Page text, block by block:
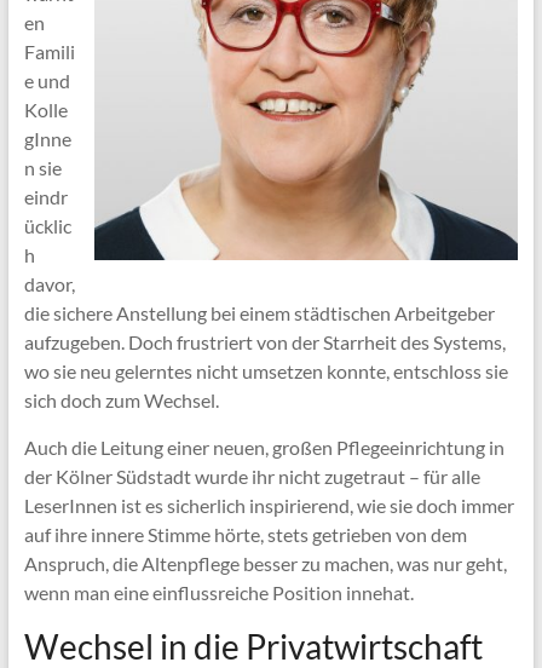
en
Famili
e und
Kolle
gInne
n sie
eindr
ücklic
h
davor,
die sichere Anstellung bei einem städtischen Arbeitgeber
aufzugeben. Doch frustriert von der Starrheit des Systems,
wo sie neu gelerntes nicht umsetzen konnte, entschloss sie
sich doch zum Wechsel.
Auch die Leitung einer neuen, großen Pflegeeinrichtung in
der Kölner Südstadt wurde ihr nicht zugetraut – für alle
LeserInnen ist es sicherlich inspirierend, wie sie doch immer
auf ihre innere Stimme hörte, stets getrieben von dem
Anspruch, die Altenpflege besser zu machen, was nur geht,
wenn man eine einflussreiche Position innehat.
Wechsel in die Privatwirtschaft